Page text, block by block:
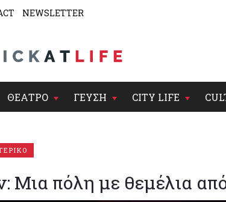
NEWSLETTER
ΘΕΑΤΡΟ ΓΕΥΣΗ CITY LIFE
Μια πόλη με θεμέλια